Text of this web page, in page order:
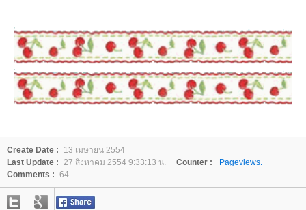
Create Date :
13 เมษายน 2554
Last Update : 27 สิงหาคม 2554 9:33:13 น. Counter :
Pageviews.
Comments : 64